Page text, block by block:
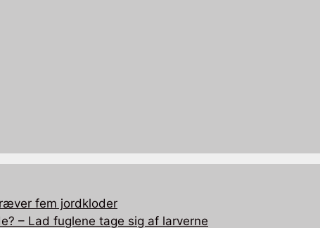
fem jordkloder
– Lad fuglene tage sig af larverne